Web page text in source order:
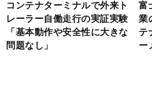
コンテナターミナルで外来ト
レーラー自働走行の実証実験
「基本動作や安全性に大きな
問題なし」
富
業
テ
ー